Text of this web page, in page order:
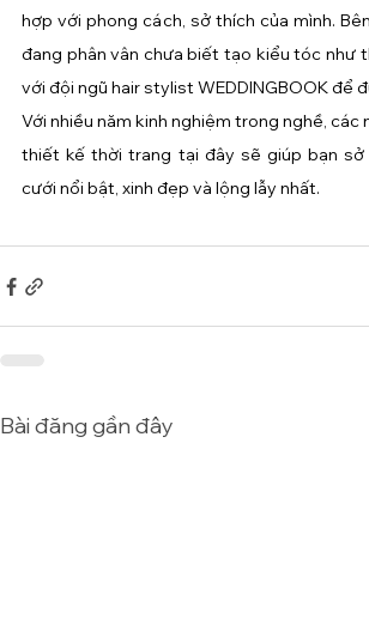
hợp với phong cách, sở thích của mình.
đang phân vân chưa biết tạo kiểu tóc như
với đội ngũ hair stylist WEDDINGBOOK để
Với nhiều năm kinh nghiệm trong nghề, các
thiết kế thời trang tại đây sẽ giúp bạn sở
cưới nổi bật, xinh đẹp và lộng lẫy nhất.
Bài đăng gần đây